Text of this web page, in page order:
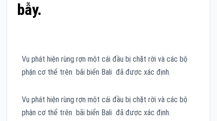
bẫy.
Vụ phát hiện rùng rợn một cái đầu bị chặt rời và các bộ
phận cơ thể trên bãi biển Bali đã được xác định.
Vụ phát hiện rùng rợn một cái đầu bị chặt rời và các bộ
phận cơ thể trên bãi biển Bali đã được xác định.